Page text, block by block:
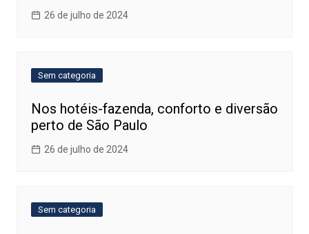
26 de julho de 2024
Sem categoria
Nos hotéis-fazenda, conforto e diversão
perto de São Paulo
26 de julho de 2024
Sem categoria